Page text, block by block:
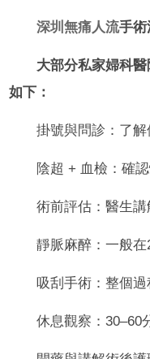
深圳無痛人流手術
大部分私家婦科
如下：
掛號與問診：了解
陰超 + 血檢：確
術前評估：醫生講
靜脈麻醉：一般在
吸刮手術：整個過
休息觀察：30–60